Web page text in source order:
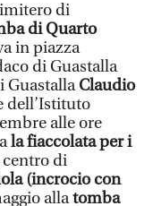
di
di Quarto
in piazza
di Guastalla
GuastallaClaudio
dell’Istituto
alle ore
la fiaccolata per i
di
(incrocio con
allatomba